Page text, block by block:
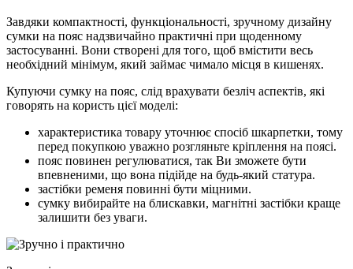
Завдяки компактності, функціональності, зручному дизайну
сумки на пояс надзвичайно практичні при щоденному
застосуванні. Вони створені для того, щоб вмістити весь
необхідний мінімум, який займає чимало місця в кишенях.
Купуючи сумку на пояс, слід врахувати безліч аспектів, які
говорять на користь цієї моделі:
характеристика товару уточнює спосіб шкарпетки, тому
перед покупкою уважно розгляньте кріплення на поясі.
пояс повинен регулюватися, так Ви зможете бути
впевненими, що вона підійде на будь-який статура.
застібки ременя повинні бути міцними.
сумку вибирайте на блискавки, магнітні застібки краще
залишити без уваги.